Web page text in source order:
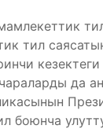
тил
да
боюнча